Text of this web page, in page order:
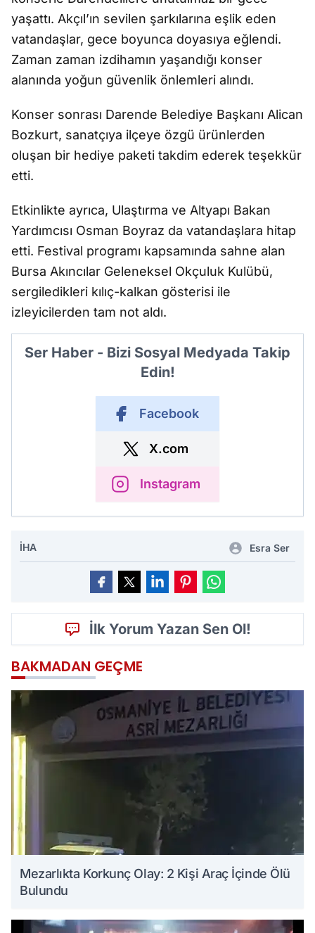
yaşattı. Akçıl’ın sevilen şarkılarına eşlik eden
vatandaşlar, gece boyunca doyasıya eğlendi.
Zaman zaman izdihamın yaşandığı konser
alanında yoğun güvenlik önlemleri alındı.
Konser sonrası Darende Belediye Başkanı Alican
Bozkurt, sanatçıya ilçeye özgü ürünlerden
oluşan bir hediye paketi takdim ederek teşekkür
etti.
Etkinlikte ayrıca, Ulaştırma ve Altyapı Bakan
Yardımcısı Osman Boyraz da vatandaşlara hitap
etti. Festival programı kapsamında sahne alan
Bursa Akıncılar Geleneksel Okçuluk Kulübü,
sergiledikleri kılıç-kalkan gösterisi ile
izleyicilerden tam not aldı.
Ser Haber - Bizi Sosyal Medyada Takip
Edin!
Facebook
X.com
Instagram
İHA Esra Ser
İlk Yorum Yazan Sen Ol!
BAKMADAN GEÇME
Mezarlıkta Korkunç Olay: 2 Kişi Araç İçinde Ölü
Bulundu